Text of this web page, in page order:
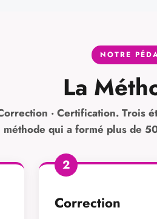
NOTRE
La
· Certification. Trois
méthode qui a formé plus de
2
Correction